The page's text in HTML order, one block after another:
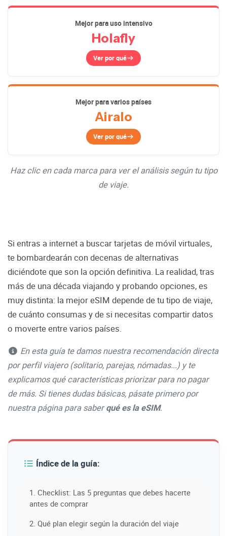
Mejor para uso intensivo
Holafly
Ver por qué
Mejor para varios países
Airalo
Ver por qué
Haz clic en cada marca para ver el análisis según tu tipo
de viaje.
Si entras a internet a buscar tarjetas de móvil virtuales,
te bombardearán con decenas de alternativas
diciéndote que son la opción definitiva. La realidad, tras
más de una década viajando y probando opciones, es
muy distinta: la mejor eSIM depende de tu tipo de viaje,
de cuánto consumas y de si necesitas compartir datos
o moverte entre varios países.
En esta guía te damos nuestra recomendación directa
por perfil viajero (solitario, parejas, nómadas...) y te
explicamos qué características priorizar para no pagar
de más. Si tienes dudas básicas, pásate primero por
nuestra página para saberqué es la eSIM.
Índice de la guía:
1. Checklist: Las 5 preguntas que debes hacerte
antes de comprar
2. Qué plan elegir según la duración del viaje